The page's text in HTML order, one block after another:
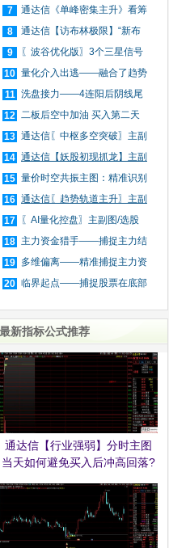
短
7
通达信《单峰密集主升》看筹
码
8
通达信【访布林极限】“新布
林
9
〖波谷优化版〗3个三星信号
捕
10 量化介入出逃——融合了趋势
跟
11 洗盘接力——4连阳后阴线尾
买
12 二板后空中加油 买入第二天
就
13 通达信〖中枢多空突破〗主副
图
14 通达信【妖股初现抓龙】主副
图
15 量价时空共振主图：精准识别
主
16 通达信〖趋势轨道主升〗主副
图
17
〖AI量化控盘〗主副图/选股
筛
18 主力资金猎手——捕捉主力结
束
19 多维偏离——精准捕捉主力资
金
20 临界起点——捕捉股票在底部
最新指标公式推荐
通达信【行业强弱】分时主图
当天如何避免买入后冲高回落?